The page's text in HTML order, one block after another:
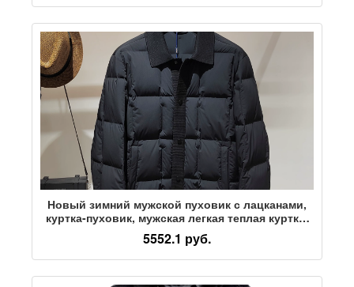
Новый зимний мужской пуховик с лацканами,
куртка-пуховик, мужская легкая теплая куртка-
пуховик для мужчин молодого и среднего
возраста
5552.1 руб.